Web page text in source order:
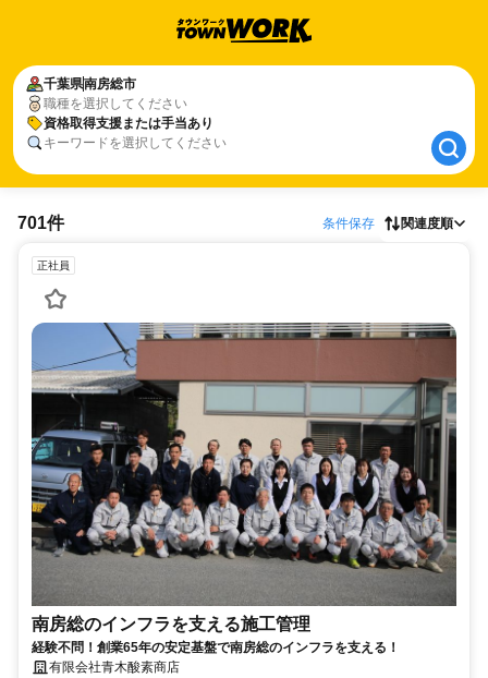
千葉県南房総市
職種を選択してください
資格取得支援または手当あり
キーワードを選択してください
千葉県南房総市
資格取得支援または手当あり
701件 条件保存 関連度順
正社員
南房総のインフラを支える施工管理
経験不問！創業65年の安定基盤で南房総のインフラを支える！
有限会社青木酸素商店